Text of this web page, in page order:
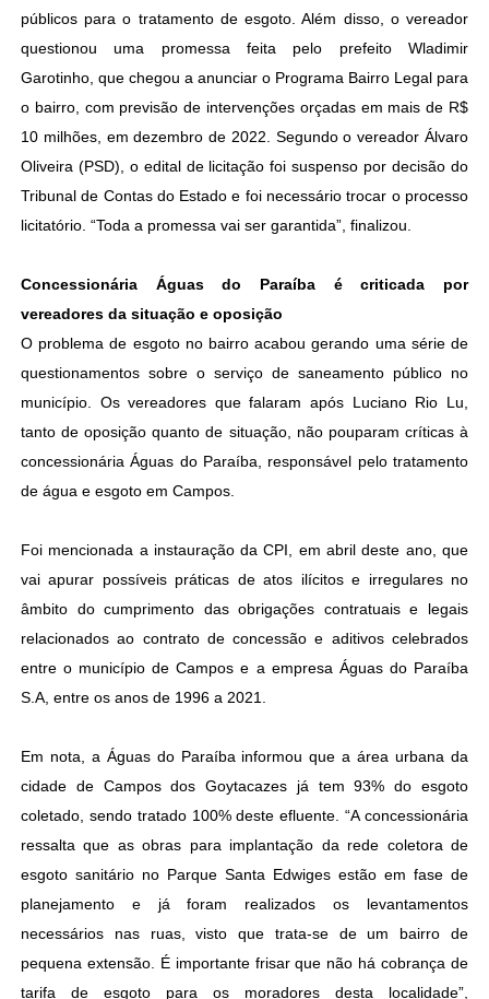
públicos para o tratamento de esgoto. Além disso, o vereador
questionou uma promessa feita pelo prefeito Wladimir
Garotinho, que chegou a anunciar o Programa Bairro Legal para
o bairro, com previsão de intervenções orçadas em mais de R$
10 milhões, em dezembro de 2022. Segundo o vereador Álvaro
Oliveira (PSD), o edital de licitação foi suspenso por decisão do
Tribunal de Contas do Estado e foi necessário trocar o processo
licitatório. “Toda a promessa vai ser garantida”, finalizou.
Concessionária Águas do Paraíba é criticada por
vereadores da situação e oposição
O problema de esgoto no bairro acabou gerando uma série de
questionamentos sobre o serviço de saneamento público no
município. Os vereadores que falaram após Luciano Rio Lu,
tanto de oposição quanto de situação, não pouparam críticas à
concessionária Águas do Paraíba, responsável pelo tratamento
de água e esgoto em Campos.
Foi mencionada a instauração da CPI, em abril deste ano, que
vai apurar possíveis práticas de atos ilícitos e irregulares no
âmbito do cumprimento das obrigações contratuais e legais
relacionados ao contrato de concessão e aditivos celebrados
entre o município de Campos e a empresa Águas do Paraíba
S.A, entre os anos de 1996 a 2021.
Em nota, a Águas do Paraíba informou que a área urbana da
cidade de Campos dos Goytacazes já tem 93% do esgoto
coletado, sendo tratado 100% deste efluente. “A concessionária
ressalta que as obras para implantação da rede coletora de
esgoto sanitário no Parque Santa Edwiges estão em fase de
planejamento e já foram realizados os levantamentos
necessários nas ruas, visto que trata-se de um bairro de
pequena extensão. É importante frisar que não há cobrança de
tarifa de esgoto para os moradores desta localidade”,